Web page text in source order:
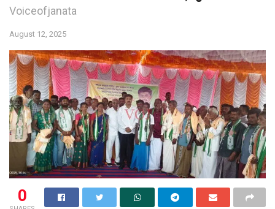
Voiceofjanata
August 12, 2025
0